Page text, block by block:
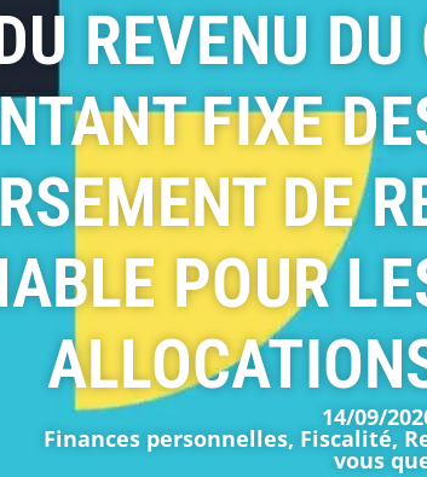
REVENU
FIXE
DE
POUR
14/09/
Finances personnelles, Fiscalité,
vous